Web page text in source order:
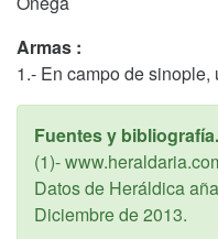
Armas :
1.- En campo de
Fuentes y bibliografía.
(1)-
Datos de Heráldica
Diciembre de 2013.